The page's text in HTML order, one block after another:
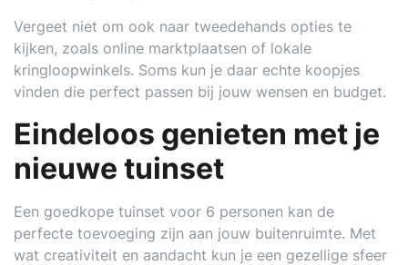
Vergeet niet om ook naar tweedehands opties te
kijken, zoals online marktplaatsen of lokale
kringloopwinkels. Soms kun je daar echte koopjes
vinden die perfect passen bij jouw wensen en budget.
Eindeloos genieten met je
nieuwe tuinset
Een goedkope tuinset voor 6 personen kan de
perfecte toevoeging zijn aan jouw buitenruimte. Met
wat creativiteit en aandacht kun je een gezellige sfeer